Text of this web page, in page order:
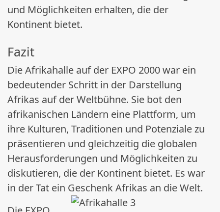
und Möglichkeiten erhalten, die der
Kontinent bietet.
Fazit
Die Afrikahalle auf der EXPO 2000 war ein
bedeutender Schritt in der Darstellung
Afrikas auf der Weltbühne. Sie bot den
afrikanischen Ländern eine Plattform, um
ihre Kulturen, Traditionen und Potenziale zu
präsentieren und gleichzeitig die globalen
Herausforderungen und Möglichkeiten zu
diskutieren, die der Kontinent bietet. Es war
in der Tat ein Geschenk Afrikas an die Welt.